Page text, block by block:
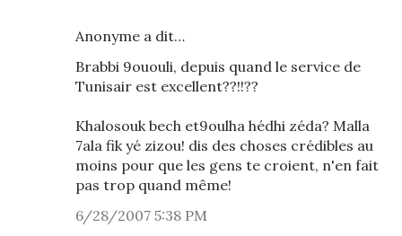
Anonyme a dit…
Brabbi 9ououli, depuis quand le service de
Tunisair est excellent??!!??
Khalosouk bech et9oulha hédhi zéda? Malla
7ala fik yé zizou! dis des choses crédibles au
moins pour que les gens te croient, n'en fait
pas trop quand même!
6/28/2007 5:38 PM